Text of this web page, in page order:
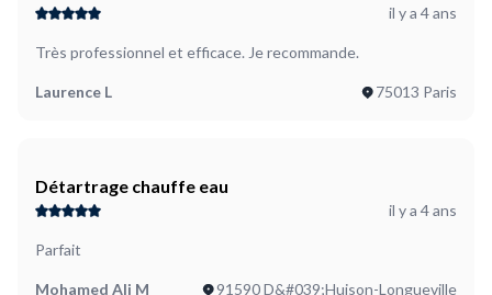
il y a 4 ans
Très professionnel et efficace. Je recommande.
Laurence L 75013 Paris
Détartrage chauffe eau
il y a 4 ans
Parfait
Mohamed Ali M 91590 D&#039;Huison-Longueville